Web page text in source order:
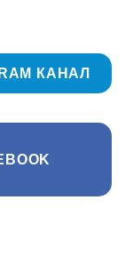
КАНАЛ